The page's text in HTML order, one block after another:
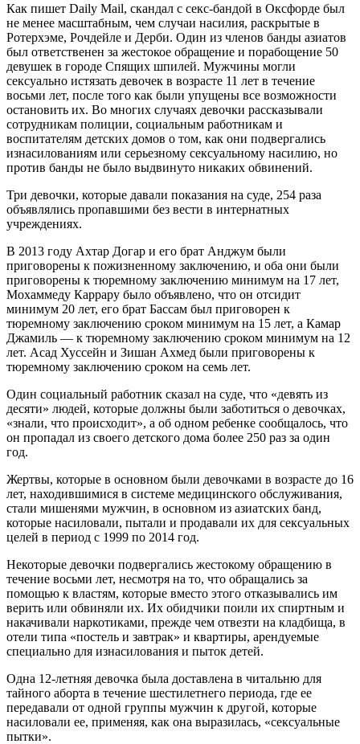
Как пишет Daily Mail, скандал с секс-бандой в Оксфорде был
не менее масштабным, чем случаи насилия, раскрытые в
Ротерхэме, Рочдейле и Дерби. Один из членов банды азиатов
был ответственен за жестокое обращение и порабощение 50
девушек в городе Спящих шпилей. Мужчины могли
сексуально истязать девочек в возрасте 11 лет в течение
восьми лет, после того как были упущены все возможности
остановить их. Во многих случаях девочки рассказывали
сотрудникам полиции, социальным работникам и
воспитателям детских домов о том, как они подвергались
изнасилованиям или серьезному сексуальному насилию, но
против банды не было выдвинуто никаких обвинений.
Три девочки, которые давали показания на суде, 254 раза
объявлялись пропавшими без вести в интернатных
учреждениях.
В 2013 году Ахтар Догар и его брат Анджум были
приговорены к пожизненному заключению, и оба они были
приговорены к тюремному заключению минимум на 17 лет,
Мохаммеду Каррару было объявлено, что он отсидит
минимум 20 лет, его брат Бассам был приговорен к
тюремному заключению сроком минимум на 15 лет, а Камар
Джамиль — к тюремному заключению сроком минимум на 12
лет. Асад Хуссейн и Зишан Ахмед были приговорены к
тюремному заключению сроком на семь лет.
Один социальный работник сказал на суде, что «девять из
десяти» людей, которые должны были заботиться о девочках,
«знали, что происходит», а об одном ребенке сообщалось, что
он пропадал из своего детского дома более 250 раз за один
год.
Жертвы, которые в основном были девочками в возрасте до 16
лет, находившимися в системе медицинского обслуживания,
стали мишенями мужчин, в основном из азиатских банд,
которые насиловали, пытали и продавали их для сексуальных
целей в период с 1999 по 2014 год.
Некоторые девочки подвергались жестокому обращению в
течение восьми лет, несмотря на то, что обращались за
помощью к властям, которые вместо этого отказывались им
верить или обвиняли их. Их обидчики поили их спиртным и
накачивали наркотиками, прежде чем отвезти на кладбища, в
отели типа «постель и завтрак» и квартиры, арендуемые
специально для изнасилования и пыток детей.
Одна 12-летняя девочка была доставлена в читальню для
тайного аборта в течение шестилетнего периода, где ее
передавали от одной группы мужчин к другой, которые
насиловали ее, применяя, как она выразилась, «сексуальные
пытки».